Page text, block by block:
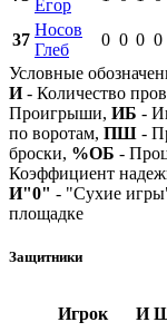
Егор
37
Носов
Глеб
0 0 0 0
Условные
И- Количество
Проигрыши, ИБ -
по воротам, ПШ -
броски, %ОБ -
Коэффициент
И"0" - "Сухие
площадке
Защитники
Игрок И